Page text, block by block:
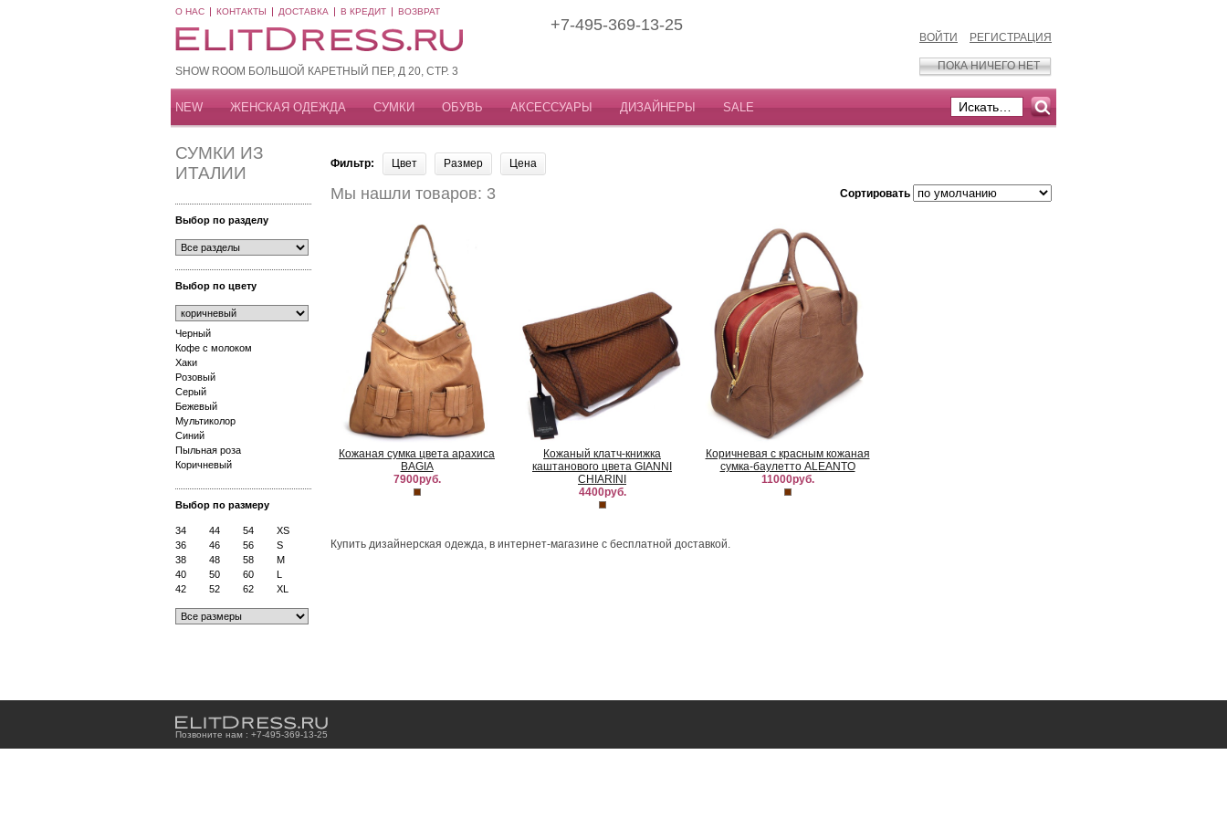
О НАС КОНТАКТЫ ДОСТАВКА В КРЕДИТ ВОЗВРАТ
SHOW ROOM БОЛЬШОЙ КАРЕТНЫЙ ПЕР, Д 20, СТР. 3
+7-495-369-13-25
ВОЙТИ РЕГИСТРАЦИЯ
ПОКА НИЧЕГО НЕТ
NEW ЖЕНСКАЯ ОДЕЖДА СУМКИ ОБУВЬ АКСЕССУАРЫ ДИЗАЙНЕРЫ SALE
СУМКИ ИЗ
ИТАЛИИ
Выбор по разделу
Выбор по цвету
Черный
Кофе с молоком
Хаки
Розовый
Серый
Бежевый
Мультиколор
Синий
Пыльная роза
Коричневый
Выбор по размеру
34 44 54
XS
36
46 56
S
38
48 58
M
40
50 60
L
42
52 62 XL
Фильтр: Цвет Размер Цена
Мы нашли товаров: 3 Сортировать
Кожаная сумка цвета арахиса
BAGIA
7900руб.
Кожаный клатч-книжка
каштанового цвета GIANNI
CHIARINI
4400руб.
Коричневая с красным кожаная
сумка-баулетто ALEANTO
11000руб.
Купить дизайнерская одежда, в интернет-магазине с бесплатной доставкой.
Позвоните нам : +7-495-369-13-25